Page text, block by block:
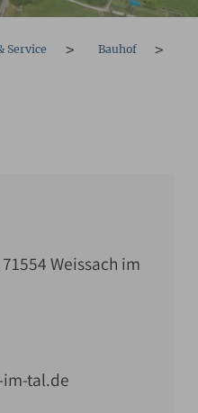
Service Bauhof
Weissach im
im-tal.de